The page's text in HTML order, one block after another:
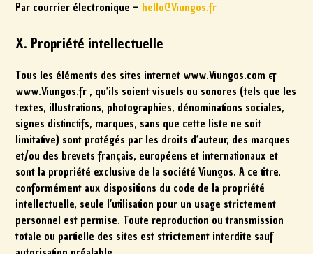
Par courrier électronique – hello@Viungos.fr
X. Propriété intellectuelle
Tous les éléments des sites internet www.Viungos.com &
www.Viungos.fr , qu’ils soient visuels ou sonores (tels que les
textes, illustrations, photographies, dénominations sociales,
signes distinctifs, marques, sans que cette liste ne soit
limitative) sont protégés par les droits d’auteur, des marques
et/ou des brevets français, européens et internationaux et
sont la propriété exclusive de la société Viungos. A ce titre,
conformément aux dispositions du code de la propriété
intellectuelle, seule l’utilisation pour un usage strictement
personnel est permise. Toute reproduction ou transmission
totale ou partielle des sites est strictement interdite sauf